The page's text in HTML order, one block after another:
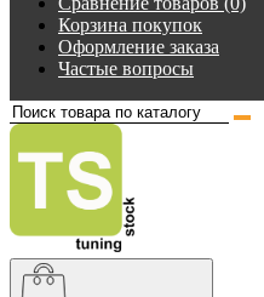
Корзина покупок
Оформление заказа
Частые вопросы